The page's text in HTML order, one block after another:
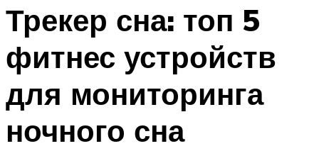
ВЕЛОСИПЕД
ПОХУДЕНИЕ
Трекер сна: топ 5
фитнес устройств
для мониторинга
ночного сна